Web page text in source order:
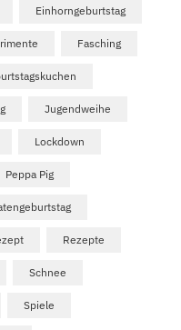
Einhorngeburtstag
Fasching
Jugendweihe
Lockdown
Peppa Pig
Rezepte
Schnee
Spiele